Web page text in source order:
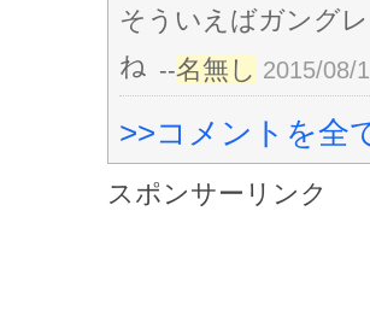
そういえばガング
ね --名無し 2015/08/
>>コメントを全
スポンサーリンク